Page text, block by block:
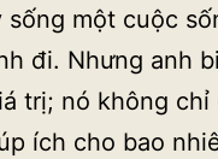
sống một cuộc
đi. Nhưng anh
trị; nó không chỉ
ích cho bao